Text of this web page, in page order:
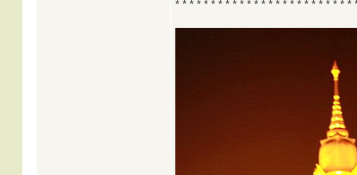
* * * * * * * * * * * * * * * * * * * * * * * * *